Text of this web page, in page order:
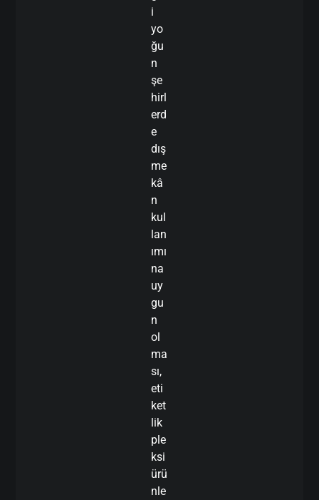
i
yo
ğu
n
şe
hirl
erd
e
dış
me
kâ
n
kul
lan
ımı
na
uy
gu
n
ol
ma
sı,
eti
ket
lik
ple
ksi
ürü
nle